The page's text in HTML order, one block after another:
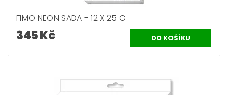
FIMO NEON SADA - 12 X 25 G
345 Kč